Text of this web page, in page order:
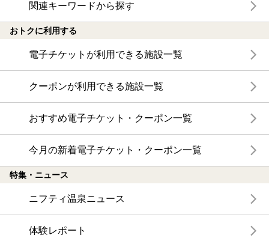
関連キーワードから探す
おトクに利用する
電子チケットが利用できる施設一覧
クーポンが利用できる施設一覧
おすすめ電子チケット・クーポン一覧
今月の新着電子チケット・クーポン一覧
特集・ニュース
ニフティ温泉ニュース
体験レポート